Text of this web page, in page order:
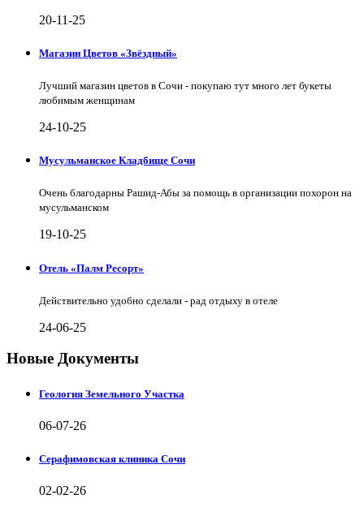
20-11-25
Магазин Цветов «Звёздный»
Лучший магазин цветов в Сочи - покупаю тут много лет букеты
любимым женщинам
24-10-25
Мусульманское Кладбище Сочи
Очень благодарны Рашид-Абы за помощь в организации похорон на
мусульманском
19-10-25
Отель «Палм Ресорт»
Действительно удобно сделали - рад отдыху в отеле
24-06-25
Новые Документы
Геология Земельного Участка
06-07-26
Серафимовская клиника Сочи
02-02-26